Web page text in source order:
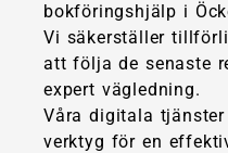
bokföringshjälp i
Vi säkerställer
att följa de senaste
expert vägledning.
Våra digitala tjänster
verktyg för en